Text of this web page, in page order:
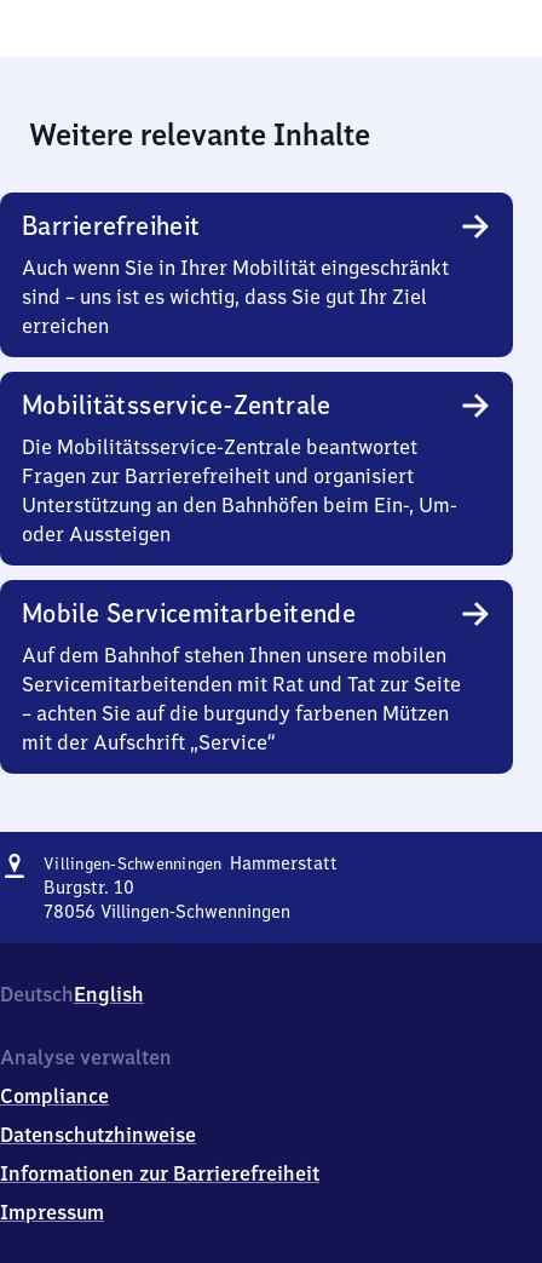
Weitere relevante Inhalte
Barrierefreiheit
Auch wenn Sie in Ihrer Mobilität eingeschränkt
sind – uns ist es wichtig, dass Sie gut Ihr Ziel
erreichen
Mobilitätsservice-Zentrale
Die Mobilitätsservice-Zentrale beantwortet
Fragen zur Barrierefreiheit und organisiert
Unterstützung an den Bahnhöfen beim Ein-, Um-
oder Aussteigen
Mobile Servicemitarbeitende
Auf dem Bahnhof stehen Ihnen unsere mobilen
Servicemitarbeitenden mit Rat und Tat zur Seite
– achten Sie auf die burgundy farbenen Mützen
mit der Aufschrift „Service“
Adresse
Villingen-Schwenningen HammerstattVillingen-
Burgstr. 10
78056 Villingen-Schwenningen
Hammerstatt,
Burgstr.
7
0
5
Villingen-
Schwenningen
DeutschEnglish
Analyse verwalten
Compliance
Datenschutzhinweise
Informationen zur Barrierefreiheit
Impressum